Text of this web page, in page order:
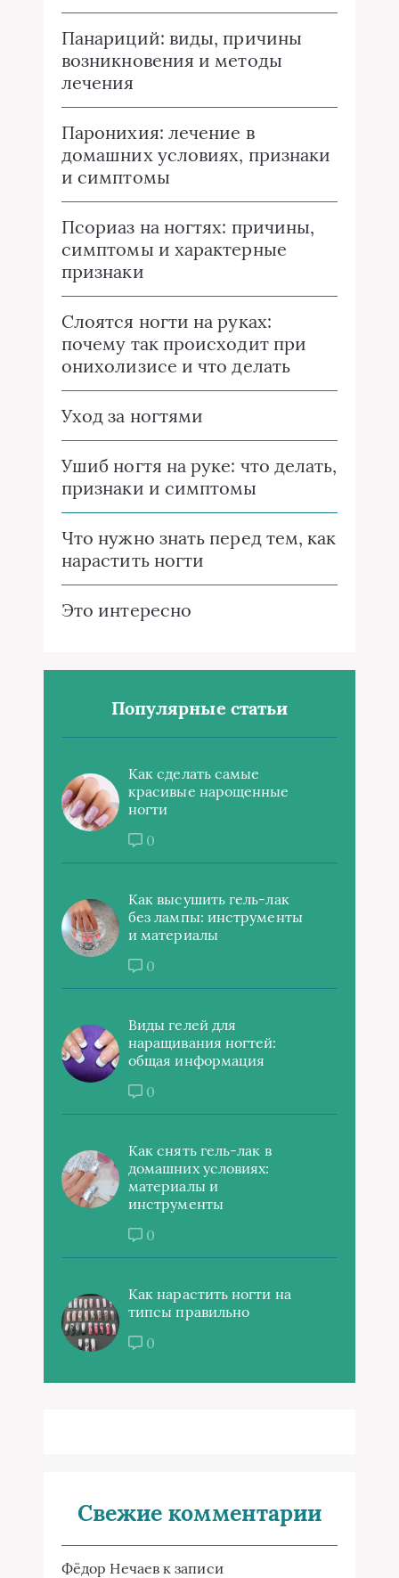
Панариций: виды, причины
возникновения и методы
лечения
Паронихия: лечение в
домашних условиях, признаки
и симптомы
Псориаз на ногтях: причины,
симптомы и характерные
признаки
Слоятся ногти на руках:
почему так происходит при
онихолизисе и что делать
Уход за ногтями
Ушиб ногтя на руке: что делать,
признаки и симптомы
Что нужно знать перед тем, как
нарастить ногти
Это интересно
Популярные статьи
Как сделать самые
красивые нарощенные
ногти
0
Как высушить гель-лак
без лампы: инструменты
и материалы
0
Виды гелей для
наращивания ногтей:
общая информация
0
Как снять гель-лак в
домашних условиях:
материалы и
инструменты
0
Как нарастить ногти на
типсы правильно
0
Свежие комментарии
Фёдор Нечаевк записи